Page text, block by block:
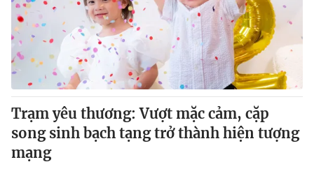
Trạm yêu thương: Vượt mặc cảm, cặp
song sinh bạch tạng trở thành hiện tượng
mạng